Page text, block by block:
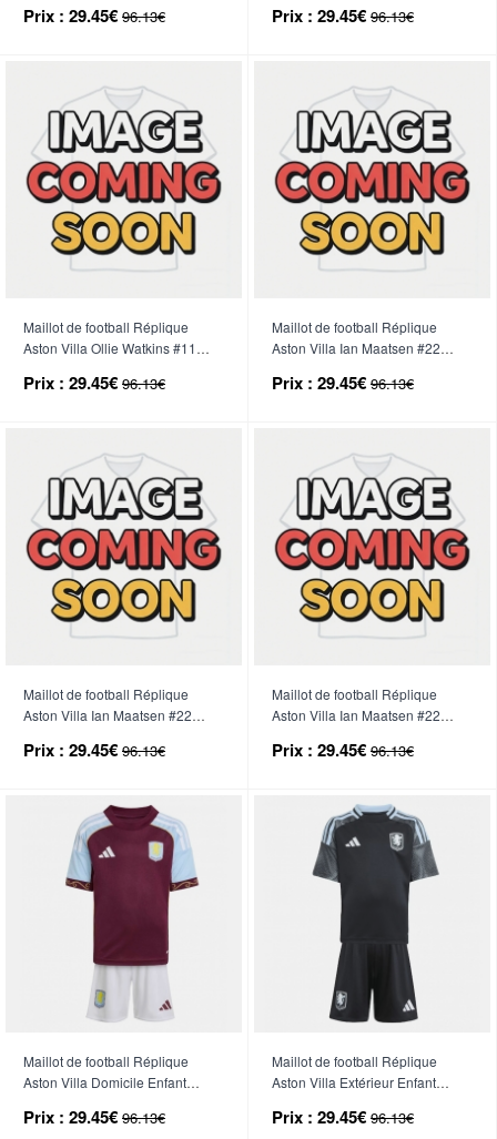
Manche Courte (+ Pantalon
Prix : 29.45€ 96.13€
Manche Courte (+ Pantalon
Prix : 29.45€ 96.13€
Maillot de football Réplique
Aston Villa Ollie Watkins #11
Manche Courte (+ Pantalon
Prix : 29.45€ 96.13€
Maillot de football Réplique
Aston Villa Ian Maatsen #22
Manche Courte (+ Pantalon
Prix : 29.45€ 96.13€
Maillot de football Réplique
Aston Villa Ian Maatsen #22
Manche Courte (+ Pantalon
Prix : 29.45€ 96.13€
Maillot de football Réplique
Aston Villa Ian Maatsen #22
Manche Courte (+ Pantalon
Prix : 29.45€ 96.13€
Maillot de football Réplique
Aston Villa Domicile Enfant
Pantalon court)
Prix : 29.45€ 96.13€
Maillot de football Réplique
Aston Villa Extérieur Enfant
Pantalon court)
Prix : 29.45€ 96.13€